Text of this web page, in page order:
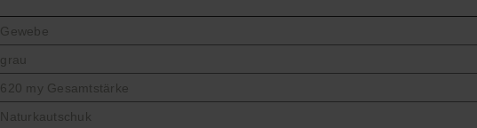
Gewebe
grau
620 my Gesamtstärke
Naturkautschuk